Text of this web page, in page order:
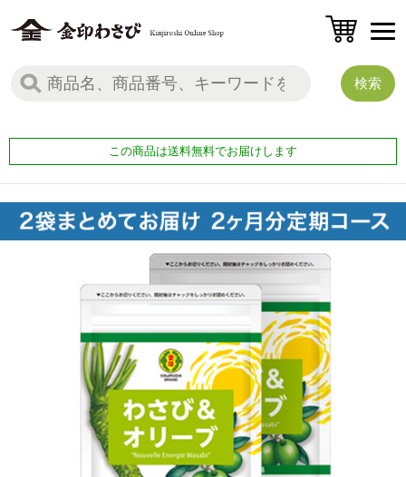
この商品は送料無料でお届けします